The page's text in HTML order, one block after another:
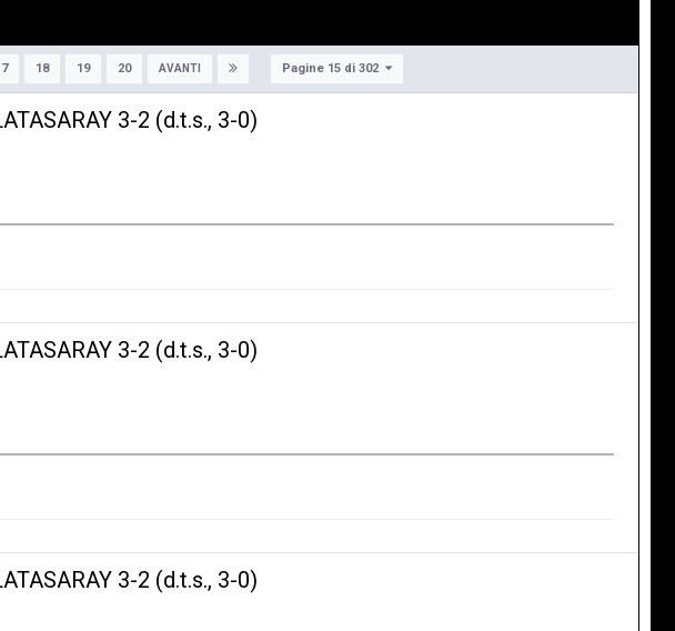
18 19 20 AVANTI Pagine 15 di 302
3-2 (d.t.s., 3-0)
3-2 (d.t.s., 3-0)
3-2 (d.t.s., 3-0)